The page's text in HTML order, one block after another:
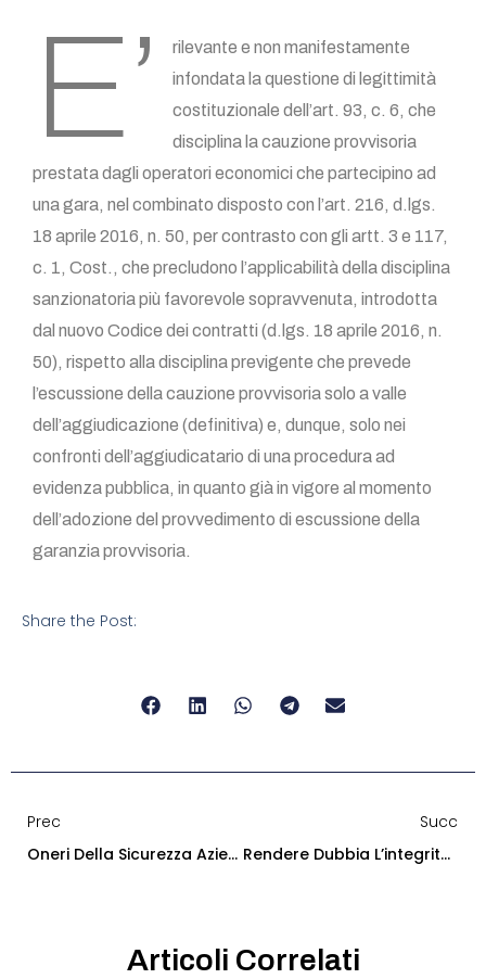
E’
rilevante e non manifestamente
infondata la questione di legittimità
costituzionale dell’art. 93, c. 6, che
disciplina la cauzione provvisoria
prestata dagli operatori economici che partecipino ad
una gara, nel combinato disposto con l’art. 216, d.lgs.
18 aprile 2016, n. 50, per contrasto con gli artt. 3 e 117,
c. 1, Cost., che precludono l’applicabilità della disciplina
sanzionatoria più favorevole sopravvenuta, introdotta
dal nuovo Codice dei contratti (d.lgs. 18 aprile 2016, n.
50), rispetto alla disciplina previgente che prevede
l’escussione della cauzione provvisoria solo a valle
dell’aggiudicazione (definitiva) e, dunque, solo nei
confronti dell’aggiudicatario di una procedura ad
evidenza pubblica, in quanto già in vigore al momento
dell’adozione del provvedimento di escussione della
garanzia provvisoria.
Share the Post:
Prec
Oneri Della Sicurezza Aziendale Indicati Pari A Zero. Non Possono Costituire Motivo Di Esclusione
Succ
Rendere Dubbia L’integrità O L’affidabilità Del Concorrente
Articoli Correlati